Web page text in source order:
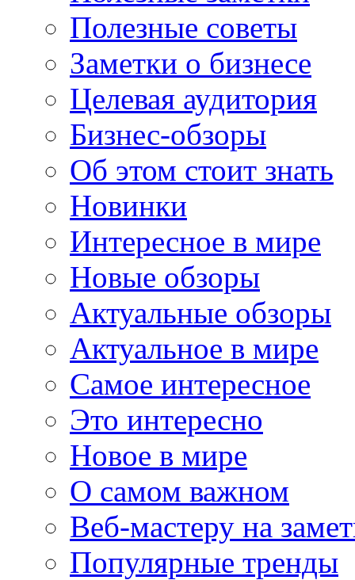
Полезные советы
Заметки о бизнесе
Целевая аудитория
Бизнес-обзоры
Об этом стоит знать
Новинки
Интересное в мире
Новые обзоры
Актуальные обзоры
Актуальное в мире
Самое интересное
Это интересно
Новое в мире
О самом важном
Веб-мастеру на
Популярные тренды